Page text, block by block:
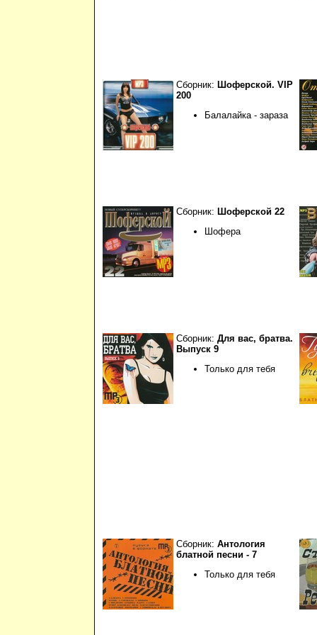
Сборник: Шоферской. VIP
200
Балалайка - зараза
Сборник: Шоферской 22
Шофера
Сборник: Для вас, братва.
Выпуск 9
Только для тебя
Сборник: Антология
блатной песни - 7
Только для тебя